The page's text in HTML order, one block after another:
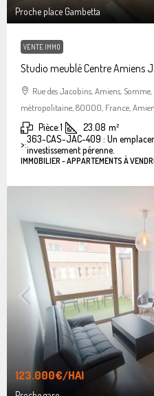
Proche place Gambetta
VENTE IMMO
Studio meublé Centre Amiens
Rue des Jacobins, Amiens,
métropolitaine, 80000, France,
Pièce:1 23.08 m²
>:363-CAS-JAC-409 : Un
investissement pérenne.
IMMOBILIER - APPARTEMENTS À
123.000€/HAI